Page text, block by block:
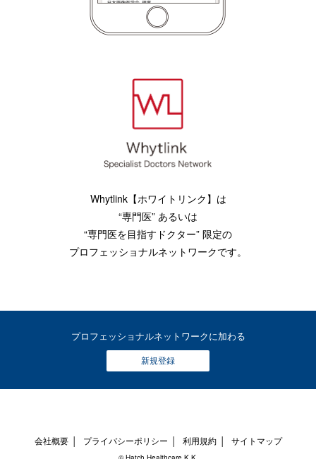
Whytlink【ホワイトリンク】は
“専門医” あるいは
“専門医を目指すドクター” 限定の
プロフェッショナルネットワークです。
プロフェッショナルネットワークに加わる
新規登録
会社概要 │ プライバシーポリシー │ 利用規約 │ サイトマップ